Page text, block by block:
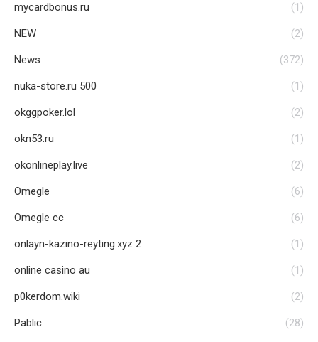
mycardbonus.ru (1)
NEW (2)
News (372)
nuka-store.ru 500 (1)
okggpoker.lol (2)
okn53.ru (1)
okonlineplay.live (2)
Omegle (6)
Omegle cc (6)
onlayn-kazino-reyting.xyz 2 (1)
online casino au (1)
p0kerdom.wiki (2)
Pablic (28)